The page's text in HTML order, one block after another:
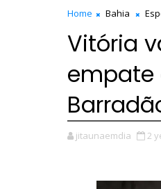
Home Bahia
Vitória
empate
jitaunaemdia 2